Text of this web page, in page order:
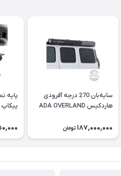
سایه‌بان 270 درجه آفرودی
هاردکیس ADA OVERLAND
187,000,000 تومان
پایه
پیکاپ